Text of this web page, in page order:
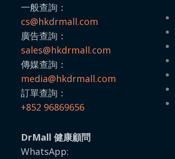
一般查詢：
cs@hkdrmall.com
廣告查詢：
sales@hkdrmall.com
傳媒查詢：
media@hkdrmall.com
訂單查詢：
+852 96869656
DrMall 健康顧問
WhatsApp: